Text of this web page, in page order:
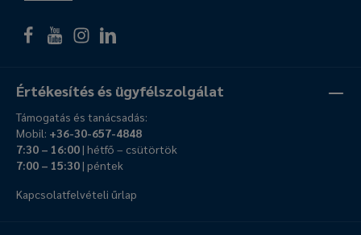
Értékesítés és ügyfélszolgálat
Támogatás és tanácsadás:
Mobil: +36-30-657-4848
7:30 – 16:00| hétfő – csütörtök
7:00 – 15:30| péntek
Kapcsolatfelvételi űrlap